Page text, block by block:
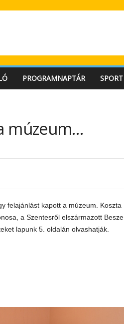
PROGRAMNAPTÁR SPORT
múzeum…
felajánlást kapott a múzeum. Koszta
a Szentesről elszármazott Besze
lapunk 5. oldalán olvashatják.